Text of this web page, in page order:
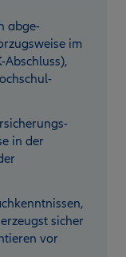
abge­
im
in der
sicher
vor